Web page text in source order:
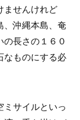
ませんけれど
、沖縄本島、奄
長さの１６０
なものにする必
サイルといっ